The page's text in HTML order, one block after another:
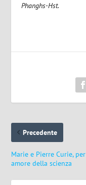
Phanghs-Hst.
Precedente
Marie e Pierre Curie, per
amore della scienza